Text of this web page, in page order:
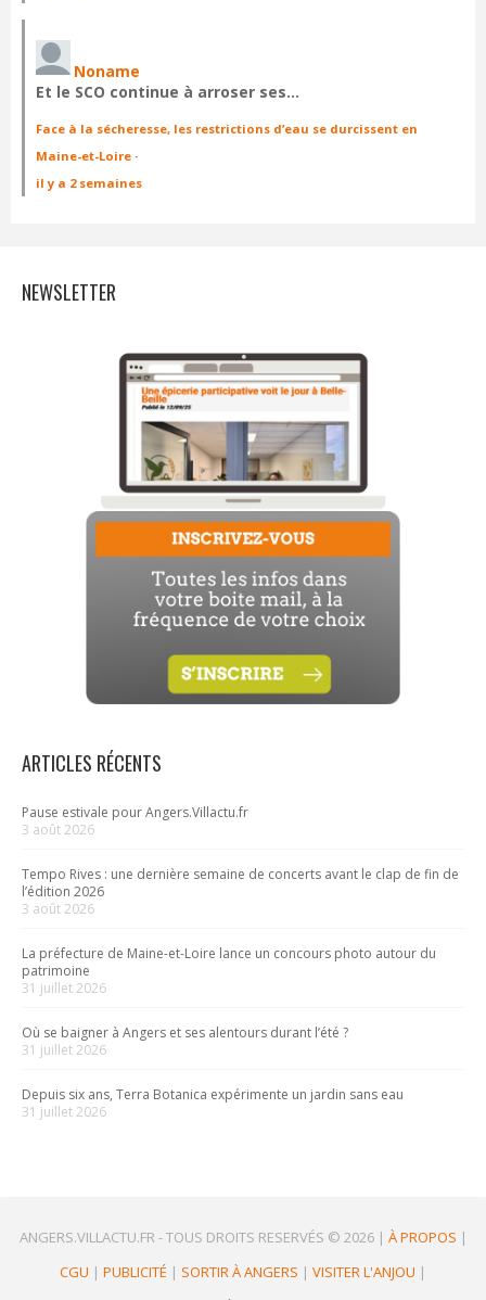
Noname
Et le SCO continue à arroser ses…
Face à la sécheresse, les restrictions d’eau se durcissent en
Maine-et-Loire ·
il y a 2 semaines
NEWSLETTER
ARTICLES RÉCENTS
Pause estivale pour Angers.Villactu.fr
3 août 2026
Tempo Rives : une dernière semaine de concerts avant le clap de fin de
l’édition 2026
3 août 2026
La préfecture de Maine-et-Loire lance un concours photo autour du
patrimoine
31 juillet 2026
Où se baigner à Angers et ses alentours durant l’été ?
31 juillet 2026
Depuis six ans, Terra Botanica expérimente un jardin sans eau
31 juillet 2026
ANGERS.VILLACTU.FR -TOUS DROITS RESERVÉS © 2026| À PROPOS |
CGU | PUBLICITÉ | SORTIR À ANGERS | VISITER L'ANJOU |